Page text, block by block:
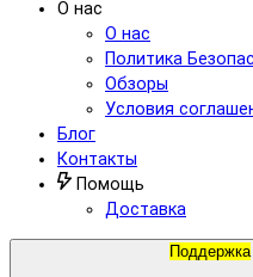
О нас
О нас
Политика
Обзоры
Условия
Блог
Контакты
Помощь
Доставка
Поддержка